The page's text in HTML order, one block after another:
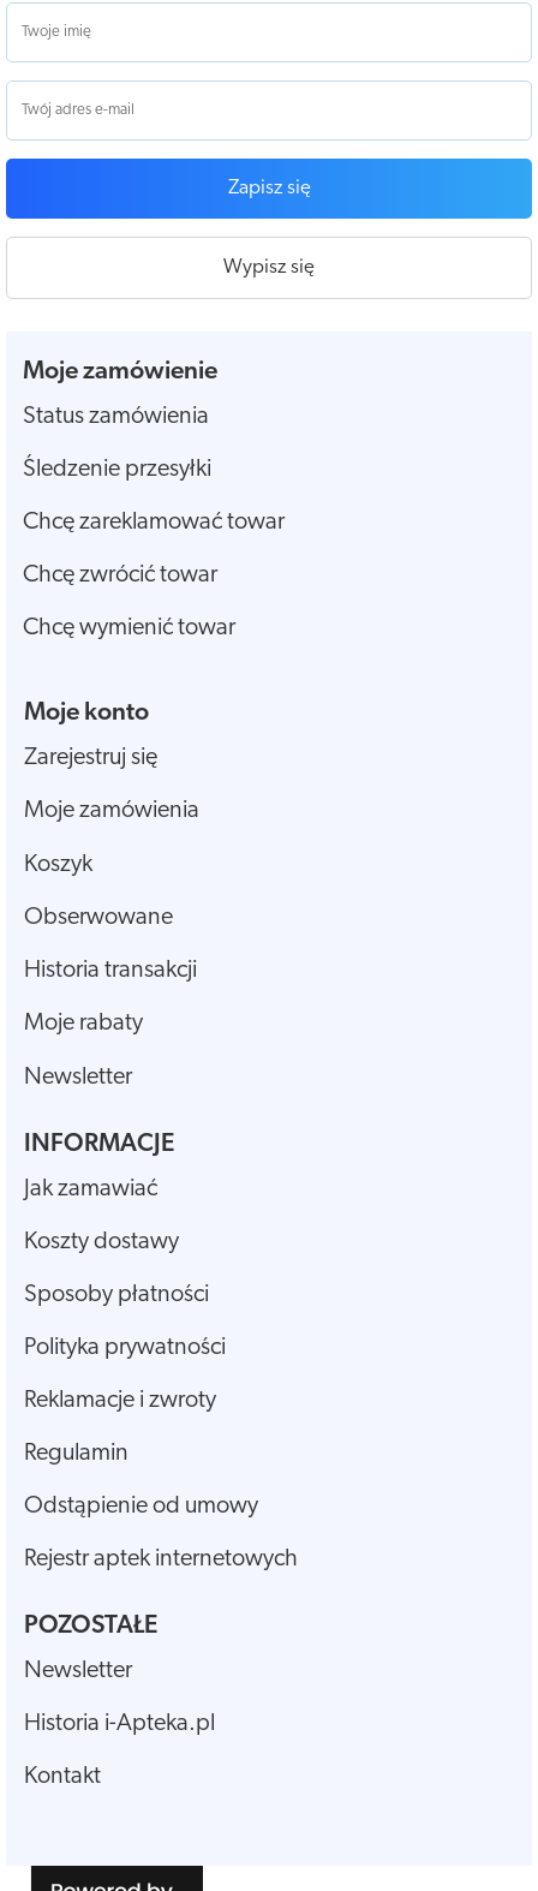
Zapisz się
Wypisz się
Moje zamówienie
Status zamówienia
Śledzenie przesyłki
Chcę zareklamować towar
Chcę zwrócić towar
Chcę wymienić towar
Moje konto
Zarejestruj się
Moje zamówienia
Koszyk
Obserwowane
Historia transakcji
Moje rabaty
Newsletter
INFORMACJE
Jak zamawiać
Koszty dostawy
Sposoby płatności
Polityka prywatności
Reklamacje i zwroty
Regulamin
Odstąpienie od umowy
Rejestr aptek internetowych
POZOSTAŁE
Newsletter
Historia i-Apteka.pl
Kontakt